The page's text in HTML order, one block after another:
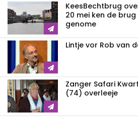
KeesBechtbrug
20 mei ken de
genome
Lintje vor Rob van
Zanger Safari
(74) overleeje